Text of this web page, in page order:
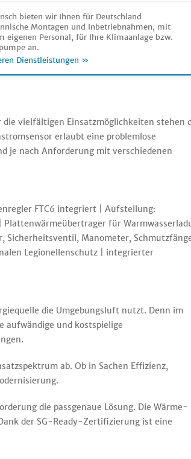
bieten wir Ihnen für Deutschland
Montagen und Inbetriebnahmen, mit
eigenen Personal, für Ihre Klimaanlage bzw.
an.
Dienstleistungen »
vielfältigen Einsatzmöglichkeiten stehen
erlaubt eine problemlose
je nach Anforderung mit verschiedenen
FTC6 integriert | Aufstellung:
für
Sicherheitsventil, Manometer,
Legionellenschutz | integrierter
die Umgebungsluft nutzt. Denn im
aufwändige und kostspielige
ab. Ob in Sachen Effizienz,
die passgenaue Lösung. Die Wärme-
der SG-Ready-Zertifizierung ist eine